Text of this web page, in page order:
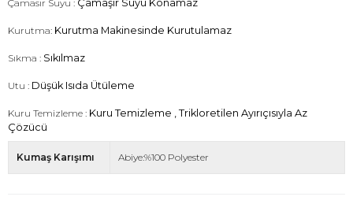
Çamasır Suyu : Çamaşır Suyu Konamaz
Kurutma: Kurutma Makinesinde Kurutulamaz
Sıkma : Sıkılmaz
Utu : Düşük Isıda Ütüleme
Kuru Temizleme : Kuru Temizleme , Trikloretilen Ayırıçısıyla Az
Çözücü
Kumaş Karışımı Abiye:%100 Polyester